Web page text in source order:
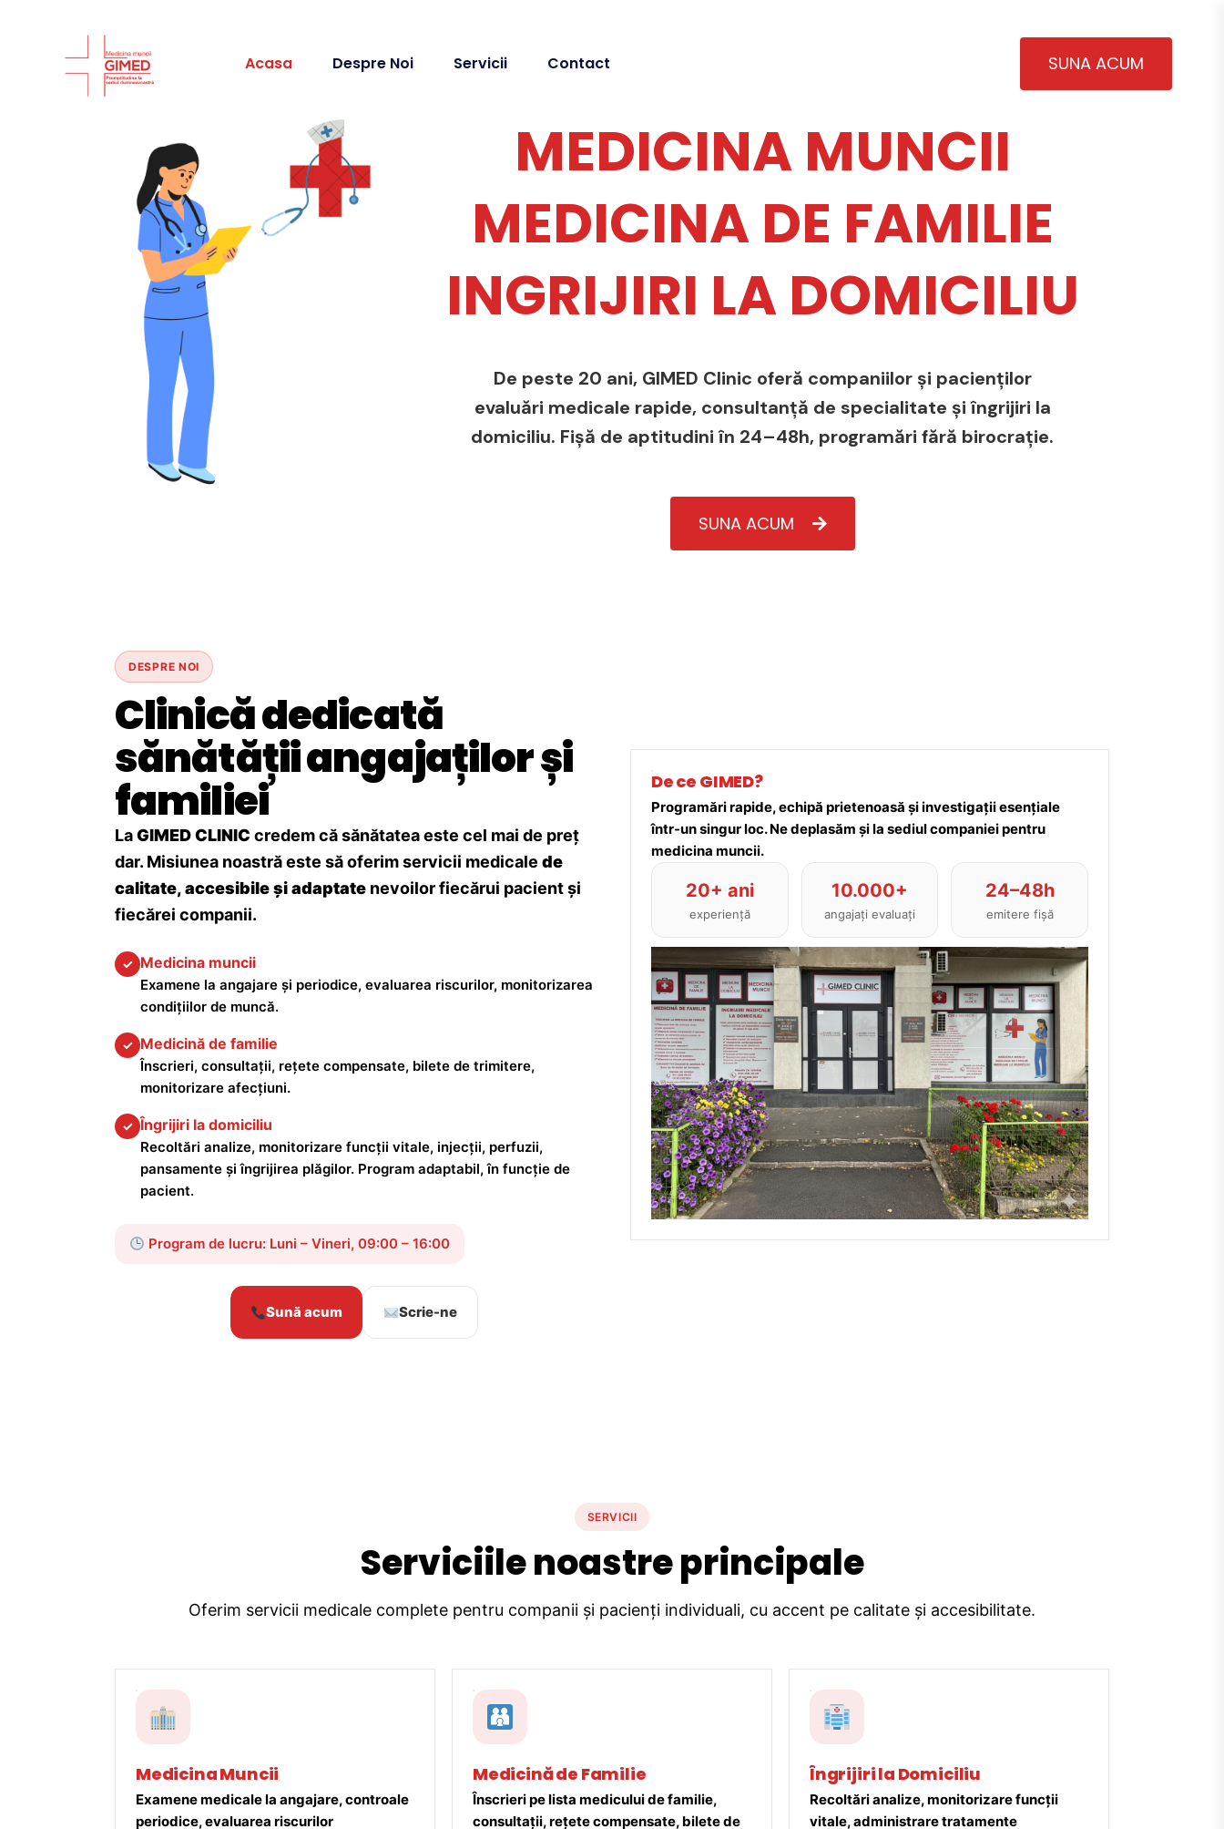
Acasa Despre Noi Servicii Contact SUNA ACUM
MEDICINA MUNCII
MEDICINA DE FAMILIE
INGRIJIRI LA DOMICILIU
De peste 20 ani, GIMED Clinic oferă companiilor și pacienților
evaluări medicale rapide, consultanță de specialitate și îngrijiri la
domiciliu. Fișă de aptitudini în 24–48h, programări fără birocrație.
SUNA ACUM
DESPRE NOI
Clinică dedicată
sănătății angajaților și
familiei
LaGIMED CLINIC credem că sănătatea este cel mai de preț
dar. Misiunea noastră este să oferim servicii medicale de
calitate, accesibile și adaptate nevoilor fiecărui pacient și
fiecărei companii.
✓ Medicina muncii
Examene la angajare și periodice, evaluarea riscurilor, monitorizarea
condițiilor de muncă.
✓ Medicină de familie
Înscrieri, consultații, rețete compensate, bilete de trimitere,
monitorizare afecțiuni.
✓ Îngrijiri la domiciliu
Recoltări analize, monitorizare funcții vitale, injecții, perfuzii,
pansamente și îngrijirea plăgilor. Program adaptabil, în funcție de
pacient.
Program de lucru: Luni – Vineri, 09:00 – 16:00
Sună acum Scrie-ne
De ce GIMED?
Programări rapide, echipă prietenoasă și investigații esențiale
într-un singur loc. Ne deplasăm și la sediul companiei pentru
medicina muncii.
20+ ani
experiență
10.000+
angajați evaluați
24–48h
emitere fișă
SERVICII
Serviciile noastre principale
Oferim servicii medicale complete pentru companii și pacienți individuali, cu accent pe calitate și accesibilitate.
Medicina Muncii
Examene medicale la angajare, controale
periodice, evaluarea riscurilor
Medicină de Familie
Înscrieri pe lista medicului de familie,
consultații, rețete compensate, bilete de
Îngrijiri la Domiciliu
Recoltări analize, monitorizare funcții
vitale, administrare tratamente